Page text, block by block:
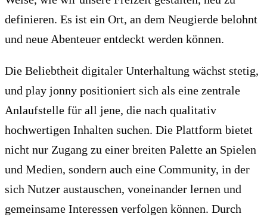
definieren. Es ist ein Ort, an dem Neugierde belohnt
und neue Abenteuer entdeckt werden können.
Die Beliebtheit digitaler Unterhaltung wächst stetig,
und play jonny positioniert sich als eine zentrale
Anlaufstelle für all jene, die nach qualitativ
hochwertigen Inhalten suchen. Die Plattform bietet
nicht nur Zugang zu einer breiten Palette an Spielen
und Medien, sondern auch eine Community, in der
sich Nutzer austauschen, voneinander lernen und
gemeinsame Interessen verfolgen können. Durch